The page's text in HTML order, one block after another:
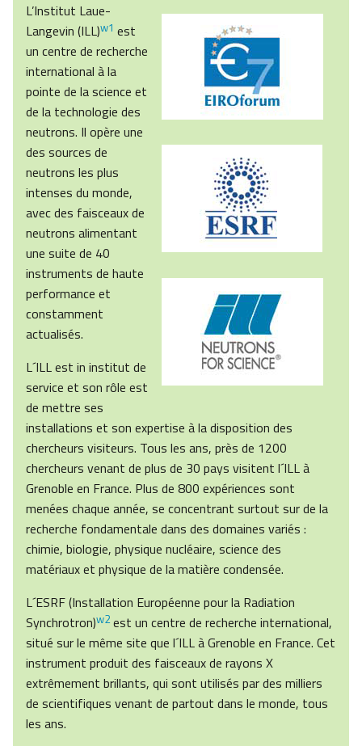
L’Institut Laue-
Langevin (ILL)w1 est
un centre de recherche
international à la
pointe de la science et
de la technologie des
neutrons. Il opère une
des sources de
neutrons les plus
intenses du monde,
avec des faisceaux de
neutrons alimentant
une suite de 40
instruments de haute
performance et
constamment
actualisés.
L´ILL est in institut de
service et son rôle est
de mettre ses
installations et son expertise à la disposition des
chercheurs visiteurs. Tous les ans, près de 1200
chercheurs venant de plus de 30 pays visitent l´ILL à
Grenoble en France. Plus de 800 expériences sont
menées chaque année, se concentrant surtout sur de la
recherche fondamentale dans des domaines variés :
chimie, biologie, physique nucléaire, science des
matériaux et physique de la matière condensée.
L´ESRF (Installation Européenne pour la Radiation
Synchrotron)w2est un centre de recherche international,
situé sur le même site que l´ILL à Grenoble en France. Cet
instrument produit des faisceaux de rayons X
extrêmement brillants, qui sont utilisés par des milliers
de scientifiques venant de partout dans le monde, tous
les ans.